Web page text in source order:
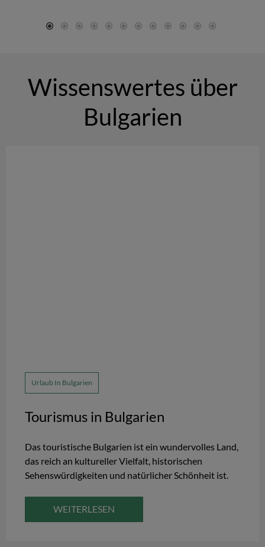
Wissenswertes über
Bulgarien
Urlaub In Bulgarien
Tourismus in Bulgarien
Das touristische Bulgarien ist ein wundervolles Land,
das reich an kultureller Vielfalt, historischen
Sehenswürdigkeiten und natürlicher Schönheit ist.
WEITERLESEN